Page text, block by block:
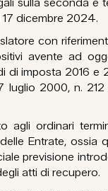
dicembre 2024.
con
avente ad
di imposta 2016 e
luglio 2000, n.
agli ordinari
Entrate, ossia
previsione
atti di recupero.